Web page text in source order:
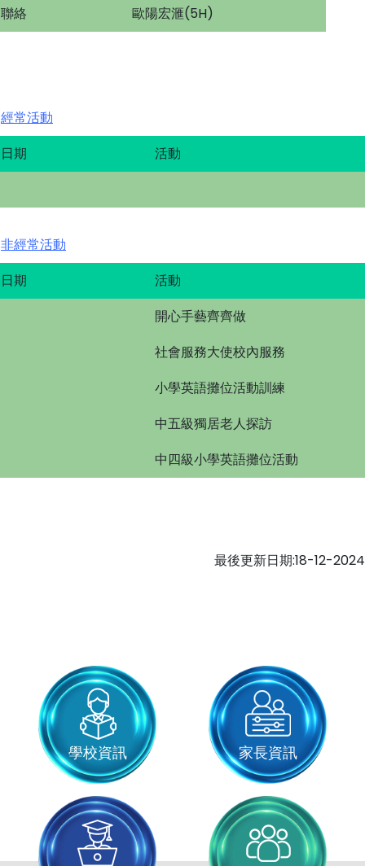
聯絡
歐陽宏滙(5H)
經常活動
日期
活動
非經常活動
日期
活動
開心手藝齊齊做
社會服務大使校內服務
小學英語攤位活動訓練
中五級獨居老人探訪
中四級小學英語攤位活動
最後更新日期:18-12-2024
學校資訊 家長資訊